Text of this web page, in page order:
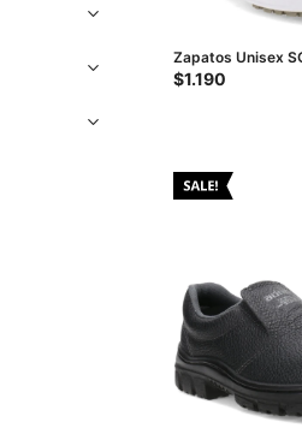
Zapatos Unisex
antideslizante -
$1.190